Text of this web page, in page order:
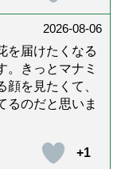
2026-08-06
を届けたくなる
。きっとマナミ
を見たくて、
るのだと思いま
+1